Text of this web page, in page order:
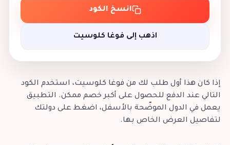
انسخ الكود
اذهب إلى فوغا كلوسيت
إذا كان هذا أول طلب لك من فوغا كلوسيت، استخدم الكود
التالي عند الدفع للحصول على أكبر خصم ممكن. التطبيق
يعمل في الدول الموضّحة بالأسفل، اضغط على دولتك
لتفاصيل العرض الخاص بها.